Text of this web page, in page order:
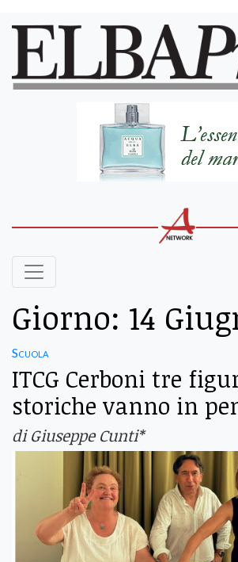
Giorno: 14
Scuola
ITCG Cerboni tre
storiche vanno in
di Giuseppe Cunti*